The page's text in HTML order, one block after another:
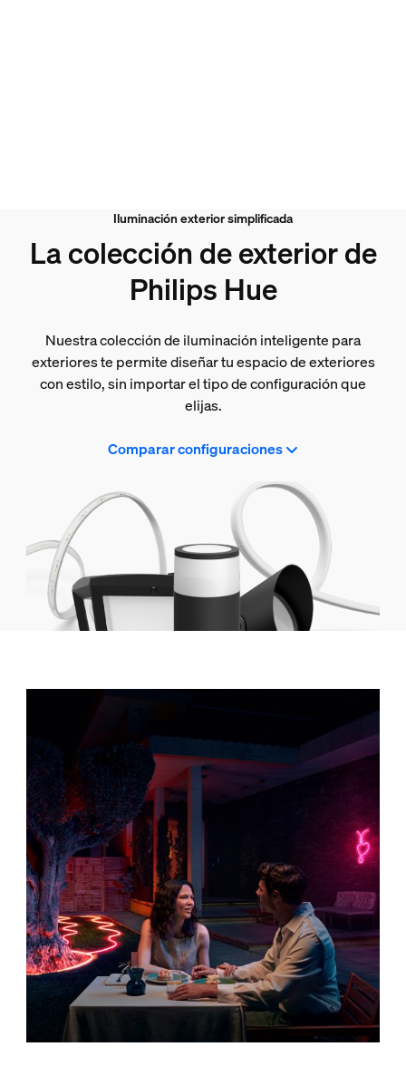
Iluminación exterior simplificada
La colección de exterior de
Philips Hue
Nuestra colección de iluminación inteligente para
exteriores te permite diseñar tu espacio de exteriores
con estilo, sin importar el tipo de configuración que
elijas.
Comparar configuraciones